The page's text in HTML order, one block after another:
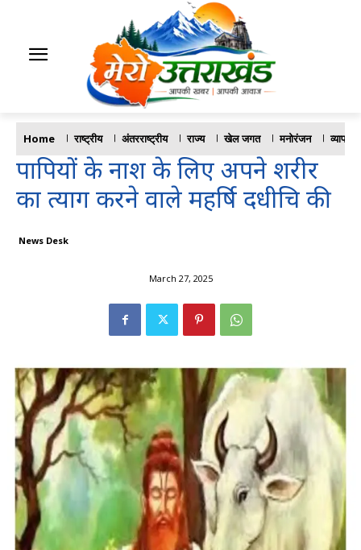
Home राष्ट्रीय अंतरराष्ट्रीय राज्य खेल जगत मनोरंजन व्यापार
पापियों के नाश के लिए अपने शरीर
का त्याग करने वाले महर्षि दधीचि की
News Desk
March 27, 2025